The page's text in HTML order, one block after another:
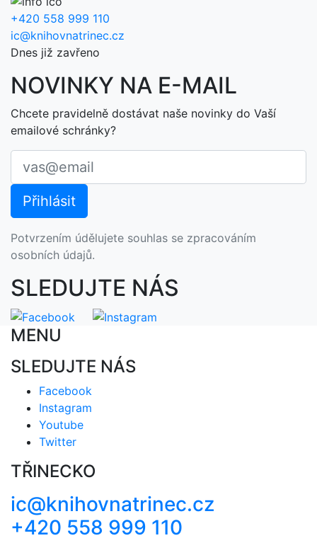
+420 558 999 110
ic@knihovnatrinec.cz
Dnes již zavřeno
NOVINKY NA E-MAIL
Chcete pravidelně dostávat naše novinky do Vaší
emailové schránky?
Potvrzením údělujete souhlas se zpracováním
osobních údajů.
SLEDUJTE NÁS
MENU
SLEDUJTE NÁS
Facebook
Instagram
Youtube
Twitter
TŘINECKO
ic@knihovnatrinec.cz
+420 558 999 110